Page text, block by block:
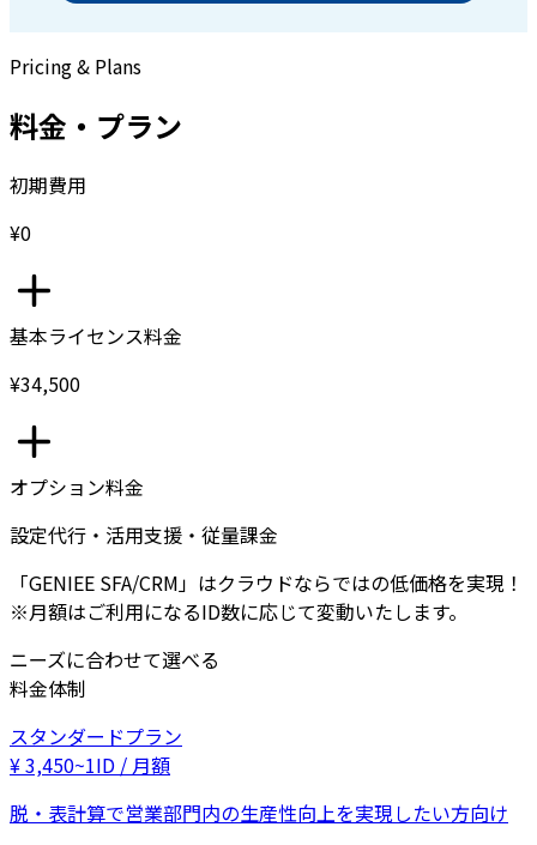
Pricing & Plans
料金・プラン
初期費用
¥0
基本ライセンス料金
¥34,500
オプション料金
設定代行・活用支援・従量課金
「GENIEE SFA/CRM」はクラウドならではの低価格を実現！
※月額はご利用になるID数に応じて変動いたします。
ニーズに合わせて選べる
料金体制
スタンダードプラン
¥3,450~1ID / 月額
脱・表計算で営業部門内の生産性向上を実現したい方向け